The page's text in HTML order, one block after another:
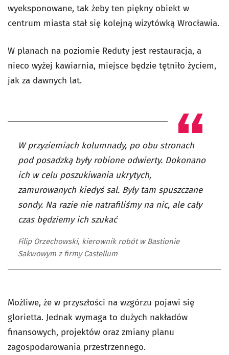
wyeksponowane, tak żeby ten piękny obiekt w
centrum miasta stał się kolejną wizytówką Wrocławia.
W planach na poziomie Reduty jest restauracja, a
nieco wyżej kawiarnia, miejsce będzie tętniło życiem,
jak za dawnych lat.
W przyziemiach kolumnady, po obu stronach
pod posadzką były robione odwierty. Dokonano
ich w celu poszukiwania ukrytych,
zamurowanych kiedyś sal. Były tam spuszczane
sondy. Na razie nie natrafiliśmy na nic, ale cały
czas będziemy ich szukać
Filip Orzechowski, kierownik robót w Bastionie
Sakwowym z firmy Castellum
Możliwe, że w przyszłości na wzgórzu pojawi się
glorietta. Jednak wymaga to dużych nakładów
finansowych, projektów oraz zmiany planu
zagospodarowania przestrzennego.